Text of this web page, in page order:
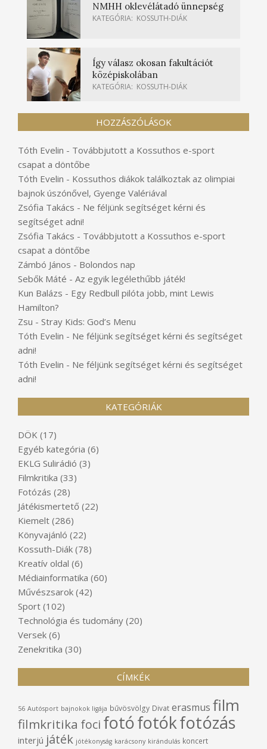
NMHH oklevélátadó ünnepség
KATEGÓRIA: KOSSUTH-DIÁK
Így válasz okosan fakultációt
középiskolában
KATEGÓRIA: KOSSUTH-DIÁK
HOZZÁSZÓLÁSOK
Tóth Evelin - Továbbjutott a Kossuthos e-sport
csapat a döntőbe
Tóth Evelin - Kossuthos diákok találkoztak az olimpiai
bajnok úszónővel, Gyenge Valériával
Zsófia Takács - Ne féljünk segítséget kérni és
segítséget adni!
Zsófia Takács - Továbbjutott a Kossuthos e-sport
csapat a döntőbe
Zámbó János - Bolondos nap
Sebők Máté - Az egyik legélethűbb játék!
Kun Balázs - Egy Redbull pilóta jobb, mint Lewis
Hamilton?
Zsu - Stray Kids: God’s Menu
Tóth Evelin - Ne féljünk segítséget kérni és segítséget
adni!
Tóth Evelin - Ne féljünk segítséget kérni és segítséget
adni!
KATEGÓRIÁK
DÖK (17)
Egyéb kategória (6)
EKLG Sulirádió (3)
Filmkritika (33)
Fotózás (28)
Játékismertető (22)
Kiemelt (286)
Könyvajánló (22)
Kossuth-Diák (78)
Kreatív oldal (6)
Médiainformatika (60)
Művészsarok (42)
Sport (102)
Technológia és tudomány (20)
Versek (6)
Zenekritika (30)
CÍMKÉK
56 Autósport bajnokok ligája bűvösvölgy Divat erasmus film
filmkritika foci fotófotókfotózás
interjú játék jótékonyság karácsony kirándulás koncert